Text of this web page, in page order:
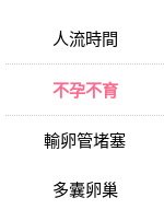
人流時間
不孕不育
輸卵管堵塞
多囊卵巢